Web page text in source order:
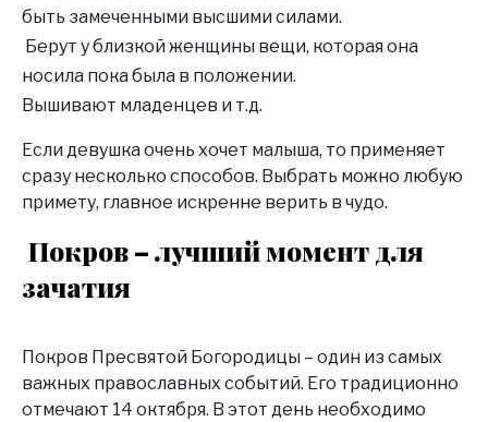
быть замеченными высшими силами.
Берут у близкой женщины вещи, которая она
носила пока была в положении.
Вышивают младенцев и т.д.
Если девушка очень хочет малыша, то применяет
сразу несколько способов. Выбрать можно любую
примету, главное искренне верить в чудо.
Покров – лучший момент для
зачатия
Покров Пресвятой Богородицы – один из самых
важных православных событий. Его традиционно
отмечают 14 октября. В этот день необходимо